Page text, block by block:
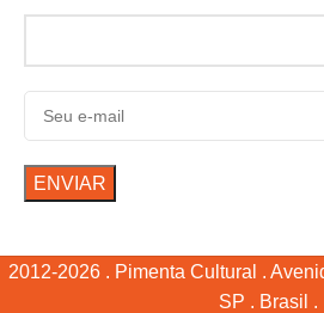
2012-2026 . Pimenta Cultural .
SP . Brasil .